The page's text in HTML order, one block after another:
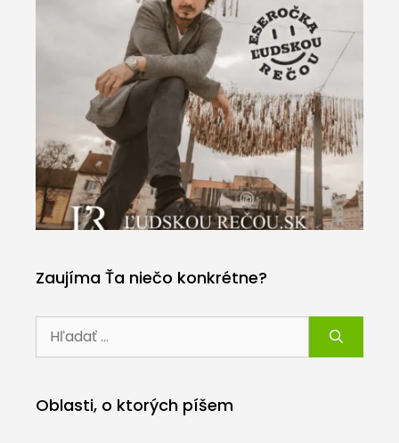
Zaujíma Ťa niečo konkrétne?
Oblasti, o ktorých píšem